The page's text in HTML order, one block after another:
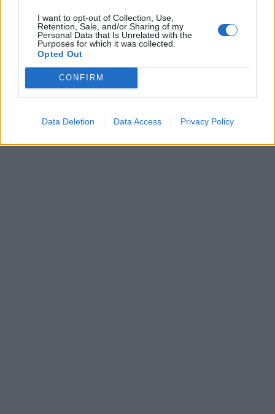
I want to opt-out of Collection, Use,
Retention, Sale, and/or Sharing of my
Personal Data that Is Unrelated with the
Purposes for which it was collected.
Opted Out
CONFIRM
Data Deletion Data Access Privacy Policy